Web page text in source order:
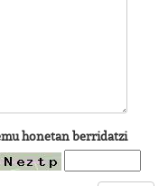
honetan berridatzi